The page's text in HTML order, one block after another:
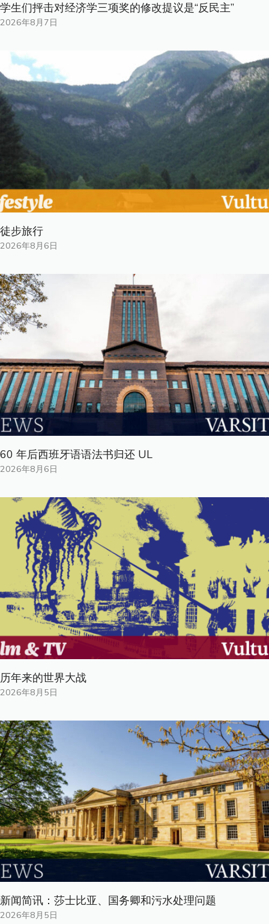
学生们抨击对经济学三项奖的修改提议是“反民主”
2026年8月7日
徒步旅行
2026年8月6日
60 年后西班牙语语法书归还 UL
2026年8月6日
历年来的世界大战
2026年8月5日
新闻简讯：莎士比亚、国务卿和污水处理问题
2026年8月5日